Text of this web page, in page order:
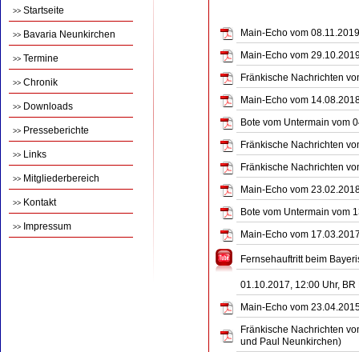
>> Startseite
>> Bavaria Neunkirchen
>> Termine
>> Chronik
>> Downloads
>> Presseberichte
>> Links
>> Mitgliederbereich
>> Kontakt
>> Impressum
Main-Echo vom
Main-Echo vom
Fränkische Nachrichten
Main-Echo vom
Bote vom Untermain vom
Fränkische Nachrichten
Fränkische Nachrichten
Main-Echo vom
Bote vom Untermain vom
Main-Echo vom
Fernsehauftritt beim
01.10.2017, 12:00 Uhr,
Main-Echo vom
Fränkische Nachrichten
und Paul Neunkirchen)